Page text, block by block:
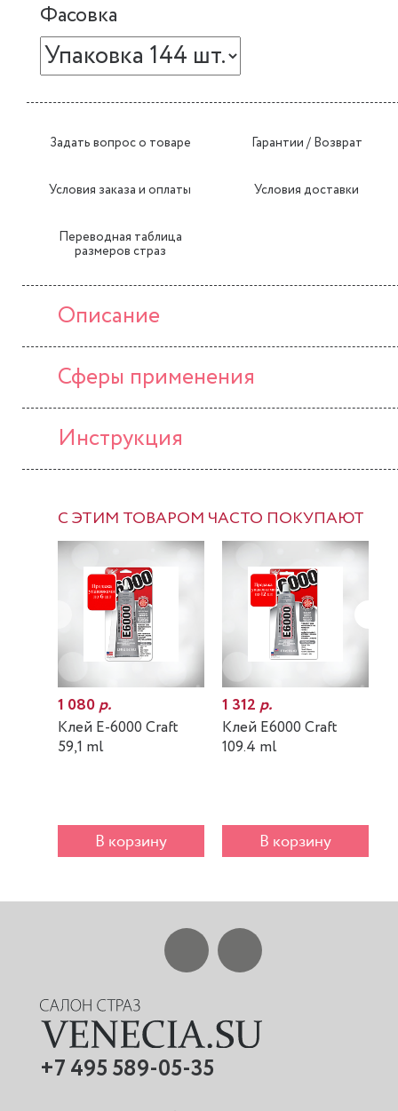
Фасовка
Задать вопрос о товаре Гарантии / Возврат
Условия заказа и оплаты Условия доставки
Переводная таблица
размеров страз
Описание
Сферы применения
Инструкция
С ЭТИМ ТОВАРОМ ЧАСТО ПОКУПАЮТ
1 080р.
Клей E-6000 Craft
59,1 ml
В корзину
1 312р.
Клей E6000 Craft
109.4 ml
В корзину
+7 495 589-05-35